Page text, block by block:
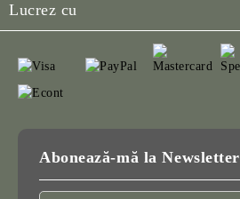
Lucrez cu
Abonează-mă la Newsletter